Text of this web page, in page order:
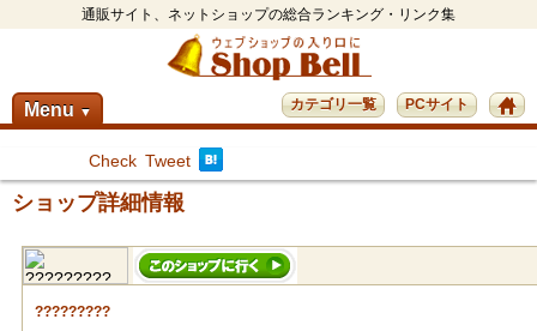
通販サイト、ネットショップの総合ランキング・リンク集
Menu ▼ PCサイト
カテゴリ一覧
Check Tweet
ショップ詳細情報
?????????